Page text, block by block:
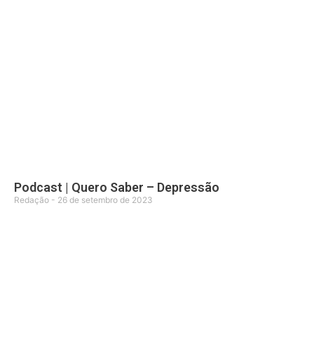
Podcast | Quero Saber – Depressão
Redação 26 de setembro de 2023